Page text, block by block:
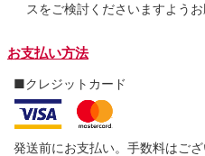
スをご検討くださいますようお
お支払い方法
■クレジットカード
発送前にお支払い。手数料はござ